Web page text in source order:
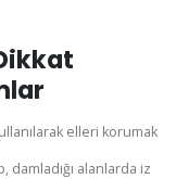
elleri korumak
damladığı alanlarda iz